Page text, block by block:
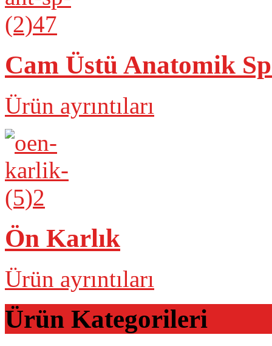
Cam Üstü Anatomik
Ürün ayrıntıları
Ön Karlık
Ürün ayrıntıları
Ürün Kategorileri